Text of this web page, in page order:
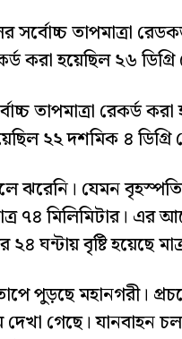
তাপমাত্রা
করা হয়েছিল ২৬
তাপমাত্রা রেকর্ড
২২ দশমিক ৪
ঝরেনি। যেমন
৭৪ মিলিমিটার। এর
ঘন্টায় বৃষ্টি হয়েছে
পুড়ছে মহানগরী।
গেছে। যানবাহন